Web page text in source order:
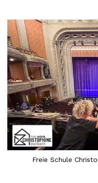
Freie Schule